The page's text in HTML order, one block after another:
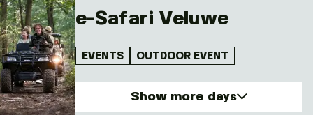
e-Safari Veluwe
EVENTS OUTDOOR EVENT
Show more days